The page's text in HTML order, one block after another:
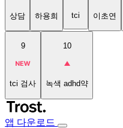
상담 하용희 tci 이초연
9
tci 검사
10
녹색 adhd약
앱 다운로드